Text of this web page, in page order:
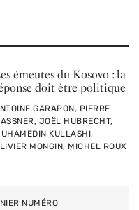
émeutes du Kosovo : la
doit être politique
GARAPON, PIERRE
JOËL HUBRECHT,
KULLASHI,
MONGIN, MICHEL ROUX
NUMÉRO